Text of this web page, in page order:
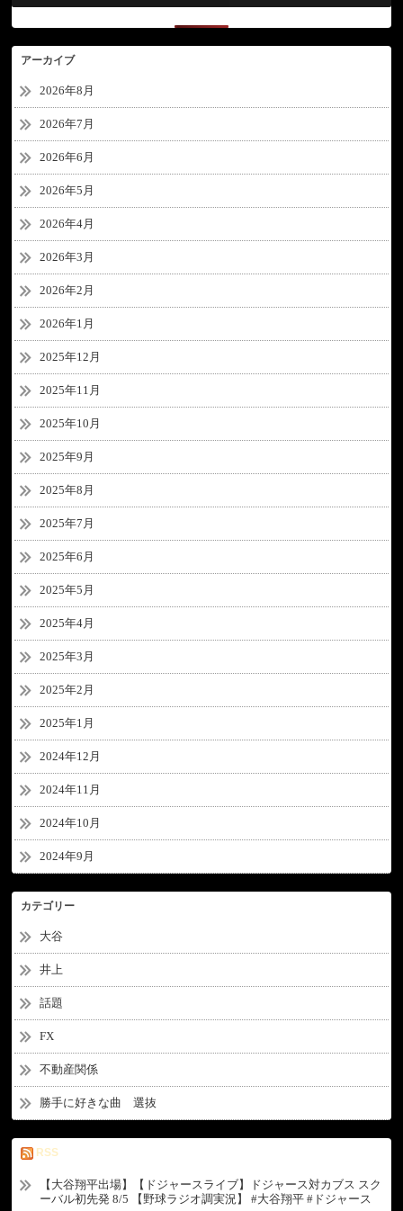
アーカイブ
2026年8月
2026年7月
2026年6月
2026年5月
2026年4月
2026年3月
2026年2月
2026年1月
2025年12月
2025年11月
2025年10月
2025年9月
2025年8月
2025年7月
2025年6月
2025年5月
2025年4月
2025年3月
2025年2月
2025年1月
2024年12月
2024年11月
2024年10月
2024年9月
カテゴリー
大谷
井上
話題
FX
不動産関係
勝手に好きな曲 選抜
RSS
【大谷翔平出場】【ドジャースライブ】ドジャース対カブス スク
ーバル初先発 8/5 【野球ラジオ調実況】 #大谷翔平 #ドジャース